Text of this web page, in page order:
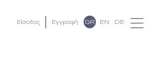
Είσοδος Εγγραφή GR EN DE